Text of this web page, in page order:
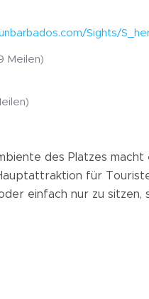
Sights/
Meilen)
des Platzes
für
einfach nur zu sitzen,